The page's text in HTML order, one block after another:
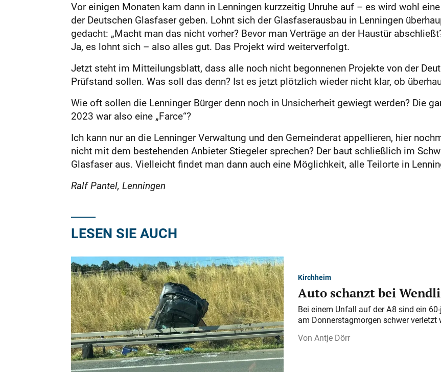
Vor einigen Monaten kam dann in Lenningen kurzzeitig Unruhe auf – es wird wohl
der Deutschen Glasfaser geben. Lohnt sich der Glasfaserausbau in Lenningen
gedacht: „Macht man das nicht vorher? Bevor man Verträge an der Haustür
Ja, es lohnt sich – also alles gut. Das Projekt wird weiterverfolgt.
Jetzt steht im Mitteilungsblatt, dass alle noch nicht begonnenen Projekte von der
Prüfstand sollen. Was soll das denn? Ist es jetzt plötzlich wieder nicht klar, ob
Wie oft sollen die Lenninger Bürger denn noch in Unsicherheit gewiegt werden? Die
2023 war also eine „Farce“?
Ich kann nur an die Lenninger Verwaltung und den Gemeinderat appellieren, hier
nicht mit dem bestehenden Anbieter Stiegeler sprechen? Der baut schließlich im
Glasfaser aus. Vielleicht findet man dann auch eine Möglichkeit, alle Teilorte in
Ralf Pantel, Lenningen
LESEN SIE AUCH
Kirchheim
Auto schanzt bei
Bei einem Unfall auf der A 8 sind ein
am Donnerstagmorgen schwer verletzt
Antje Dörr